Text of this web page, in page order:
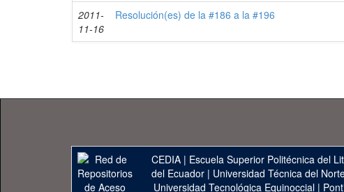
2011-
11-16
Resolución(es) de la #186 a la #196
CEDIA | Escuela Superior Politécnica del
del Ecuador| Universidad Técnica del
Universidad Tecnológica Equinoccial|